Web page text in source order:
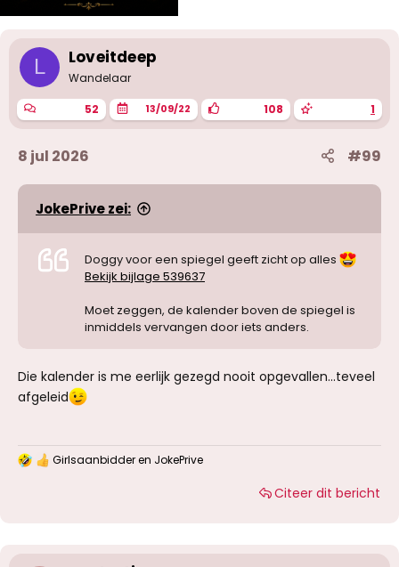
L Loveitdeep
Wandelaar
52 13/09/22 108 1
8 jul 2026 #99
JokePrive zei:
Doggy voor een spiegel geeft zicht op alles
Bekijk bijlage 539637
Moet zeggen, de kalender boven de spiegel is
inmiddels vervangen door iets anders.
Die kalender is me eerlijk gezegd nooit opgevallen...teveel
afgeleid
W
Girlsaanbidderen JokePrive
Citeer dit bericht